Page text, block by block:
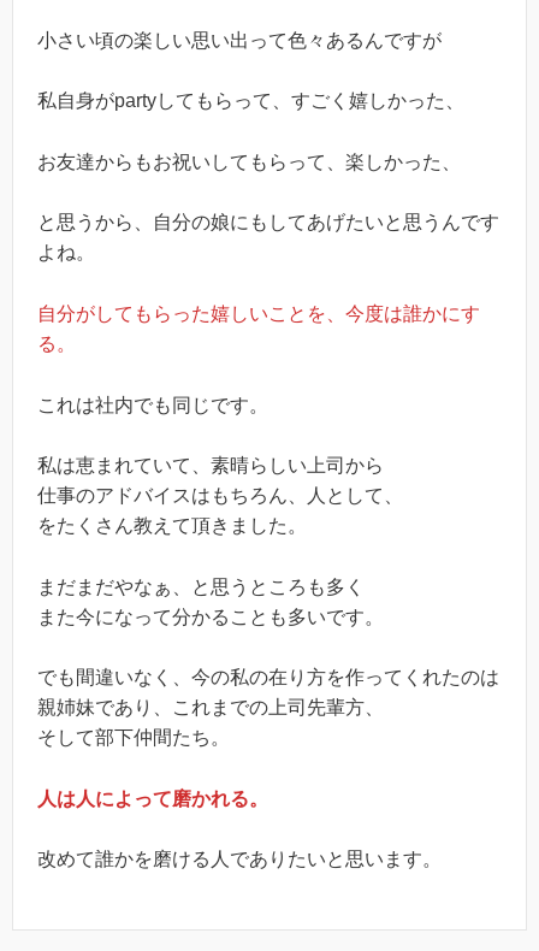
小さい頃の楽しい思い出って色々あるんですが
私自身がpartyしてもらって、すごく嬉しかった、
お友達からもお祝いしてもらって、楽しかった、
と思うから、自分の娘にもしてあげたいと思うんです
よね。
自分がしてもらった嬉しいことを、今度は誰かにす
る。
これは社内でも同じです。
私は恵まれていて、素晴らしい上司から
仕事のアドバイスはもちろん、人として、
をたくさん教えて頂きました。
まだまだやなぁ、と思うところも多く
また今になって分かることも多いです。
でも間違いなく、今の私の在り方を作ってくれたのは
親姉妹であり、これまでの上司先輩方、
そして部下仲間たち。
人は人によって磨かれる。
改めて誰かを磨ける人でありたいと思います。